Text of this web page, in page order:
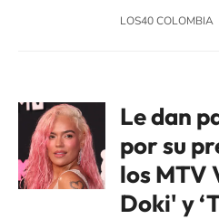
LOS40 COLOMBIA
Le dan
por su
los MTV
Doki' y